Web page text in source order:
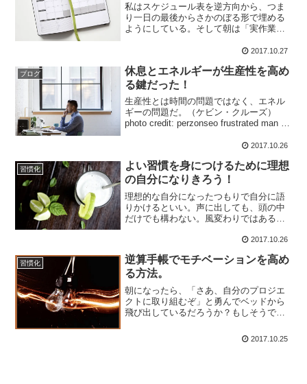
私はスケジュール表を逆方向から、つま
り一日の最後からさかのぼる形で埋める
ようにしている。そして朝は「実作業」
る。午前中は比較的集中しやすいのに対
と困難になると自覚している...
2017.10.27
ブログ
休息とエネルギーが生産性を高め
る鍵だった！
生産性とは時間の問題ではなく、エネル
ギーの問題だ。（ケビン・クルーズ）
photo credit: perzonseo frustrated man on
2017.10.26
習慣化
よい習慣を身につけるために理想
の自分になりきろう！
理想的な自分になったつもりで自分に語
りかけるといい。声に出しても、頭の中
だけでも構わない。風変わりではある
ルーズ） photo credit: wuestenigel Glass
2017.10.26
習慣化
逆算手帳でモチベーションを高め
る方法。
朝になったら、「さあ、自分のプロジエ
クトに取り組むぞ」と勇んでベッドから
飛び出しているだろうか？もしそうでな
か抱いていないということ。自分の夢か
ら十分なモチベーションを得られていな
2017.10.25